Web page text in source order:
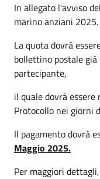
In allegato l'avviso
marino anziani 2025.
La quota dovrà
bollettino postale
partecipante,
il quale dovrà
Protocollo nei giorni
Il pagamento dovrà
Maggio 2025.
Per maggiori